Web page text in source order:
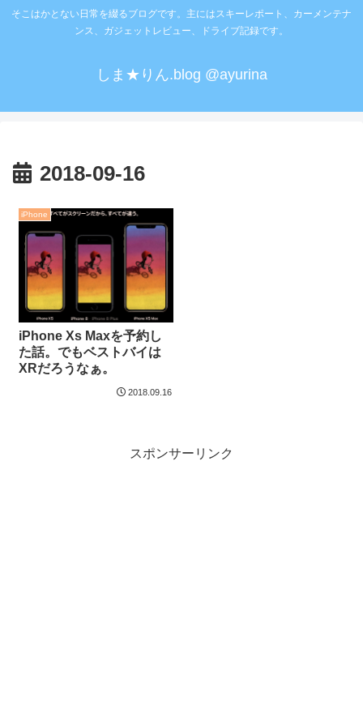
そこはかとない日常を綴るブログです。主にはスキーレポート、カーメンテナ
ンス、ガジェットレビュー、ドライブ記録です。
しま★りん.blog @ayurina
2018-09-16
iPhone
iPhone Xs Maxを予約し
た話。でもベストバイは
XRだろうなぁ。
2018.09.16
スポンサーリンク